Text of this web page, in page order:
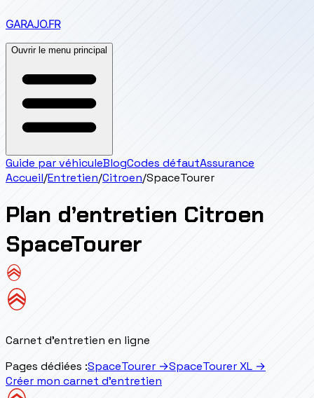
GARAJO.FR
Ouvrir le menu principal
Guide par véhiculeBlogCodes défautAssurance
Accueil/Entretien/Citroen/SpaceTourer
Plan d’entretien Citroen
SpaceTourer
Carnet d'entretien en ligne
Pages dédiées :SpaceTourer →SpaceTourer XL →
Créer mon carnet d'entretien